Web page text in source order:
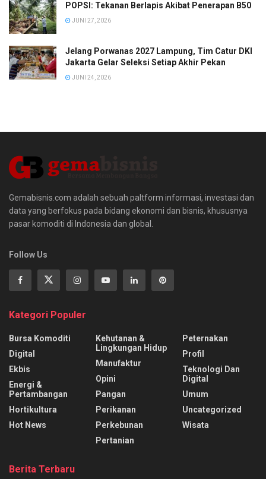
POPSI: Tekanan Berlapis Akibat Penerapan B50
JUNI 27, 2026
Jelang Porwanas 2027 Lampung, Tim Catur DKI
Jakarta Gelar Seleksi Setiap Akhir Pekan
JUNI 24, 2026
Gemabisnis.com adalah sebuah paltform informasi, investasi dan
data yang berfokus pada bidang ekonomi dan bisnis, khususnya
pasar komoditi di Indonesia dan global.
Follow Us
Kategori Populer
Bursa Komoditi
Digital
Ekbis
Energi &
Pertambangan
Hortikultura
Hot News
Kehutanan &
Lingkungan Hidup
Manufaktur
Opini
Pangan
Perikanan
Perkebunan
Pertanian
Peternakan
Profil
Teknologi Dan
Digital
Umum
Uncategorized
Wisata
Berita Terbaru